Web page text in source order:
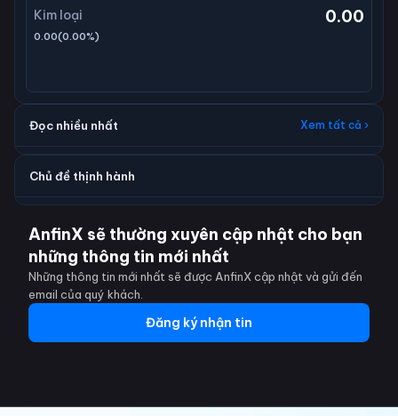
Kim loại 0.00
0.00(0.00%)
Đọc nhiều nhất Xem tất cả ›
Chủ đề thịnh hành
AnfinX sẽ thường xuyên cập nhật cho bạn
những thông tin mới nhất
Những thông tin mới nhất sẽ được AnfinX cập nhật và gửi đến
email của quý khách.
Đăng ký nhận tin